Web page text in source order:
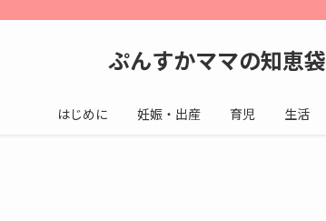
ぷんすかママの知恵袋
はじめに 妊娠・出産 育児 生活